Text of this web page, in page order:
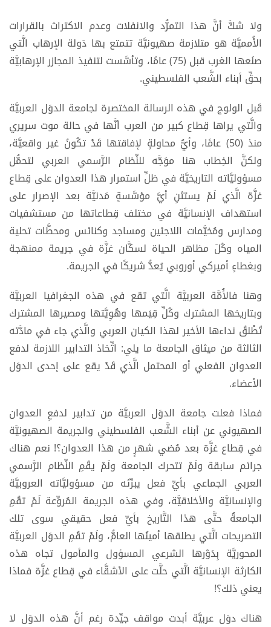
ولا شكَّ أنَّ هذا التمرُّد والانفلات وعدم الاكتراث بالقرارات
الأُمميَّة هو متلازمة صهيونيَّة تتمتع بها دَولة الإرهاب الَّتي
صنَعها الغرب قبل (75) عامًا، وتأسَّست لتنفيذ المجازر الإرهابيَّة
بحقِّ أبناء الشَّعب الفلسطيني.
قَبل الولوج في هذه الرسالة المختصرة لجامعة الدوَل العربيَّة
والَّتي يراها قِطاع كبير من العرب أنَّها في حالة موت سريري
منذ (50) عامًا، وأيُّ محاولةٍ لإفاقتها قَدْ تكُونُ غير واقعيَّة،
ولكنَّ الخِطاب هنا موَجَّه للنِّظام الرَّسمي العربي لتحمُّل
مسؤوليَّاته التاريخيَّة في ظلِّ استمرار هذا العدوان على قِطاع
غزَّة الَّذي لَمْ يستثنِ أيَّ مؤسَّسةٍ مَدنيَّة بعد الإصرار على
استهداف الإنسانيَّة في مختلف قِطاعاتها من مستشفيات
ومدارس ومُخيَّمات اللاجئين ومساجد وكنائس ومحطَّات تحلية
المياه وكُلَ مظاهر الحياة لسكَّان غزَّة في جريمة ممنهجة
وبغطاءٍ أميركي أوروبي يُعدُّ شريكًا في الجريمة.
وهنا فالأُمَّة العربيَّة الَّتي تقع في هذه الجغرافيا العربيَّة
وبتاريخها المشترك وكُلِّ قِيَمها وهُوِيَّتها ومصيرها المشترك
تُطْلقُ نداءها الأخير لهذا الكيان العربي والَّذي جاء في مادَّته
الثالثة من ميثاق الجامعة ما يلي: اتِّخاذ التدابير اللازمة لدفع
العدوان الفعلي أو المحتمل الَّذي قَدْ يقع على إحدى الدوَل
الأعضاء.
فماذا فعلت جامعة الدوَل العربيَّة من تدابير لدفعِ العدوان
الصهيوني عن أبناء الشَّعب الفلسطيني والجريمة الصهيونيَّة
في قِطاع غزَّة بعد مُضي شهرٍ من هذا العدوان؟! نعم هناك
جرائم سابقة ولَمْ تتحرك الجامعة ولَمْ يقُمِ النِّظام الرَّسمي
العربي الجماعي بأيِّ فعل يبرِّئه من مسؤوليَّاته العروبيَّة
والإنسانيَّة والأخلاقيَّة، وفي هذه الجريمة المُروِّعة لَمْ تقُمِ
الجامعةُ حتَّى هذا التَّاريخ بأيِّ فعل حقيقي سوى تلك
التصريحات الَّتي يطلقها أمينُها العامُّ، ولَمْ تقُمِ الدوَل العربيَّة
المحوريَّة بِدَوْرها الشرعي المسؤول والمأمول تجاه هذه
الكارثة الإنسانيَّة الَّتي حلَّت على الأشقَّاء في قِطاع غزَّة فماذا
يعني ذلك؟!
هناك دوَل عربيَّة أبدت مواقف جيِّدة رغم أنَّ هذه الدوَل لا